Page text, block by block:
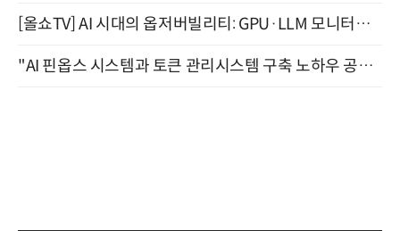
[올쇼TV] AI 시대의 옵저버빌리티: GPU·LLM 모니터링부터 AI 기반 장애 대응까지 (8/11 생방송)
"AI 핀옵스 시스템과 토큰 관리시스템 구축 노하우 공개" 잠실 한국광고문화회관 2층 대회의실 (8/21)